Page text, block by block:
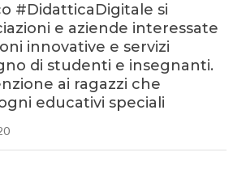
#DidatticaDigitale si
e aziende interessate
innovative e servizi
di studenti e insegnanti.
ai ragazzi che
educativi speciali